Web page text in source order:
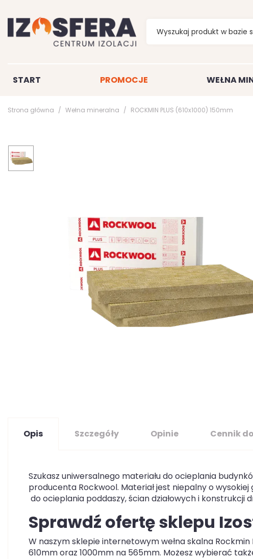
START PROMOCJE WEŁNA
Strona główna Wełna mineralna ROCKMIN PLUS (610x1000) 150mm
Opis Szczegóły Opinie Cennik
Szukasz uniwersalnego materiału do ocieplania
producenta Rockwool. Materiał jest niepalny o
do ocieplania poddaszy, ścian działowych i konstrukcji
Sprawdź ofertę sklepu
W naszym sklepie internetowym wełna skalna
610mm oraz 1000mm na 565mm. Możesz wybierać